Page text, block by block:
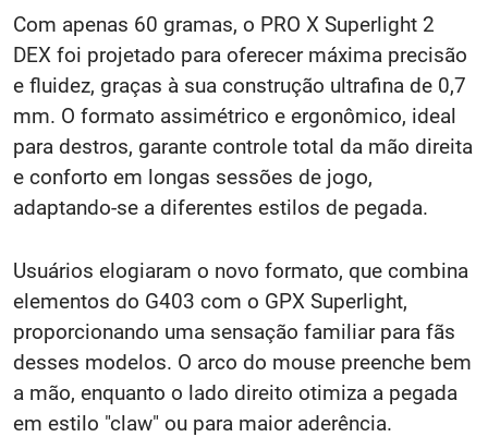
Com apenas 60 gramas, o PRO X Superlight 2
DEX foi projetado para oferecer máxima precisão
e fluidez, graças à sua construção ultrafina de 0,7
mm. O formato assimétrico e ergonômico, ideal
para destros, garante controle total da mão direita
e conforto em longas sessões de jogo,
adaptando-se a diferentes estilos de pegada.
Usuários elogiaram o novo formato, que combina
elementos do G403 com o GPX Superlight,
proporcionando uma sensação familiar para fãs
desses modelos. O arco do mouse preenche bem
a mão, enquanto o lado direito otimiza a pegada
em estilo "claw" ou para maior aderência.